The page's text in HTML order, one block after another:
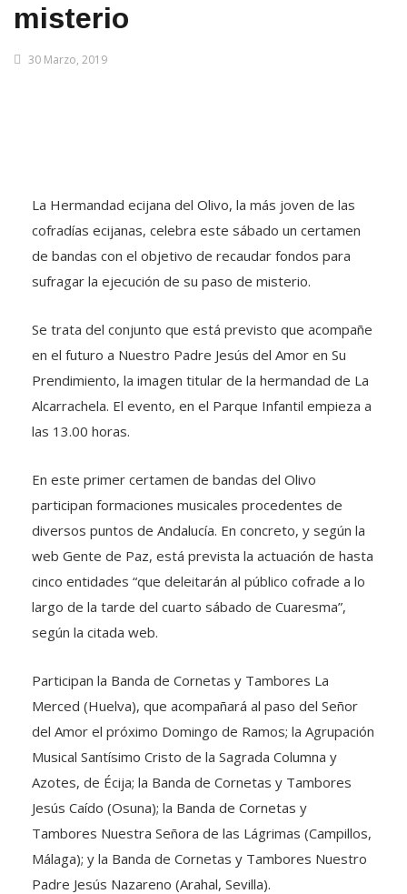
misterio
30 Marzo, 2019
La Hermandad ecijana del Olivo, la más joven de las
cofradías ecijanas, celebra este sábado un certamen
de bandas con el objetivo de recaudar fondos para
sufragar la ejecución de su paso de misterio.
Se trata del conjunto que está previsto que acompañe
en el futuro a Nuestro Padre Jesús del Amor en Su
Prendimiento, la imagen titular de la hermandad de La
Alcarrachela. El evento, en el Parque Infantil empieza a
las 13.00 horas.
En este primer certamen de bandas del Olivo
participan formaciones musicales procedentes de
diversos puntos de Andalucía. En concreto, y según la
web Gente de Paz, está prevista la actuación de hasta
cinco entidades “que deleitarán al público cofrade a lo
largo de la tarde del cuarto sábado de Cuaresma”,
según la citada web.
Participan la Banda de Cornetas y Tambores La
Merced (Huelva), que acompañará al paso del Señor
del Amor el próximo Domingo de Ramos; la Agrupación
Musical Santísimo Cristo de la Sagrada Columna y
Azotes, de Écija; la Banda de Cornetas y Tambores
Jesús Caído (Osuna); la Banda de Cornetas y
Tambores Nuestra Señora de las Lágrimas (Campillos,
Málaga); y la Banda de Cornetas y Tambores Nuestro
Padre Jesús Nazareno (Arahal, Sevilla).